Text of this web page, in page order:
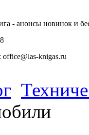
анонсы новинок и
office@las-knigas.ru